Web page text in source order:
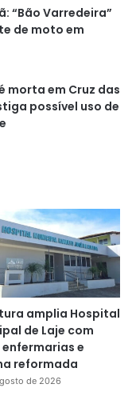
“Bão Varredeira”
de moto em
é morta em Cruz das
possível uso de
amplia Hospital
de Laje com
enfermarias e
reformada
de 2026